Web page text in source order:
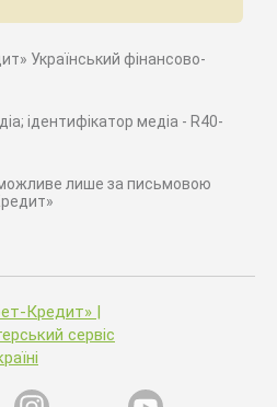
Український фінансово-
ідентифікатор медіа - R40-
можливе лише за письмовою